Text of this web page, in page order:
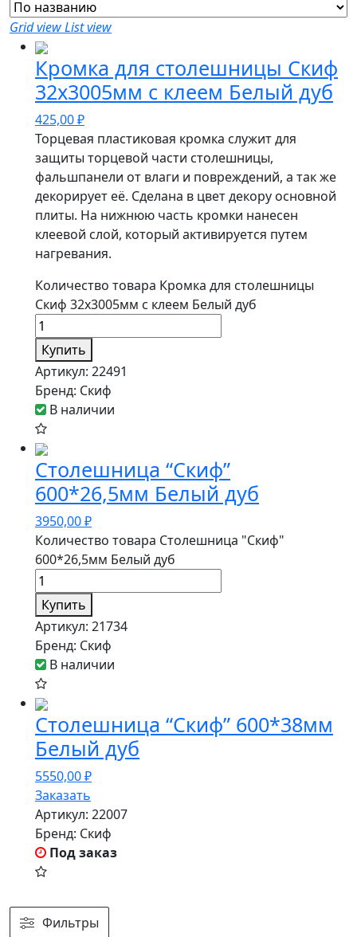
Фильтры
Grid viewList view
Кромка для столешницы Скиф
32х3005мм с клеем Белый дуб
425,00₽
Торцевая пластиковая кромка служит для
защиты торцевой части столешницы,
фальшпанели от влаги и повреждений, а так же
декорирует её. Сделана в цвет декору основной
плиты. На нижнюю часть кромки нанесен
клеевой слой, который активируется путем
нагревания.
Количество товара Кромка для столешницы
Скиф 32х3005мм с клеем Белый дуб
Купить
Артикул: 22491
Бренд: Скиф
В наличии
Столешница “Скиф”
600*26,5мм Белый дуб
3950,00₽
Количество товара Столешница "Скиф"
600*26,5мм Белый дуб
Купить
Артикул: 21734
Бренд: Скиф
В наличии
Столешница “Скиф” 600*38мм
Белый дуб
5550,00₽
Заказать
Артикул: 22007
Бренд: Скиф
Под заказ